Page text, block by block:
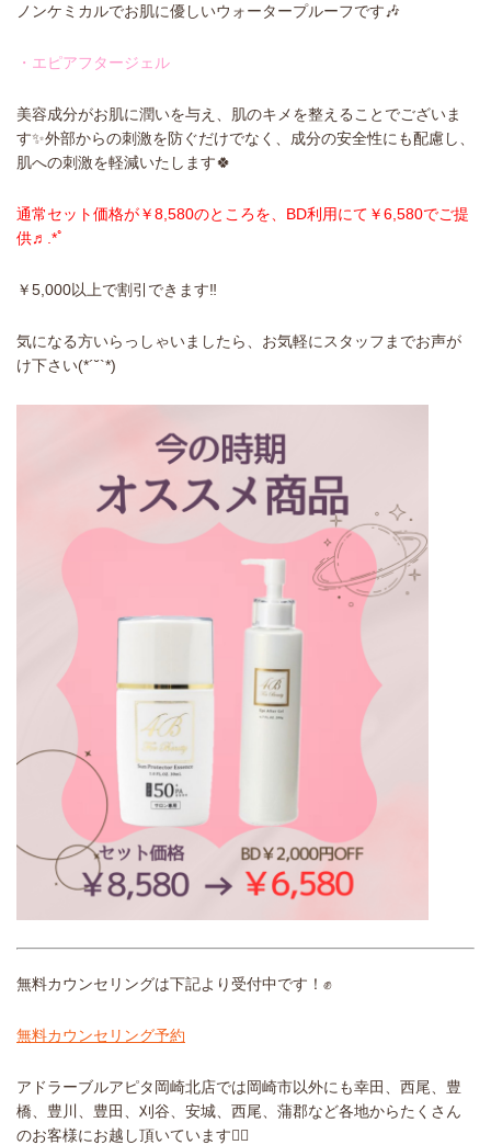
ノンケミカルでお肌に優しいウォータープルーフです🎶
・エピアフタージェル
美容成分がお肌に潤いを与え、肌のキメを整えることでございま
す✨️外部からの刺激を防ぐだけでなく、成分の安全性にも配慮し、
肌への刺激を軽減いたします🍀
通常セット価格が￥8,580のところを、BD利用にて￥6,580でご提
供♬.*ﾟ
￥5,000以上で割引できます‼️
気になる方いらっしゃいましたら、お気軽にスタッフまでお声が
け下さい(*´˘`*)
無料カウンセリングは下記より受付中です！✊
無料カウンセリング予約
アドラーブルアピタ岡崎北店では岡崎市以外にも幸田、西尾、豊
橋、豊川、豊田、刈谷、安城、西尾、蒲郡など各地からたくさん
のお客様にお越し頂いています🙆‍♀️